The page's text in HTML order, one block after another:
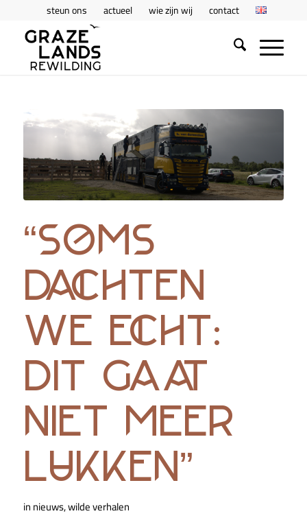
steun ons actueel wie zijn wij contact
“soms
dachten
we echt:
dit gaat
niet meer
lukken”
innieuws,wilde verhalen